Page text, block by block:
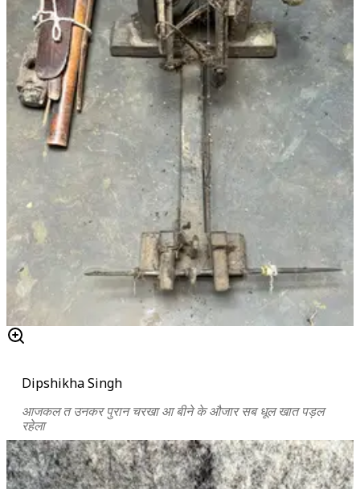
Dipshikha Singh
आजकल त उनकर पुरान चरखा आ बीने के औजार सब धूल खात पड़ल
रहेला